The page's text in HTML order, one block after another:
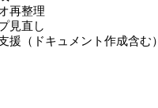
再整理
見直し
援（ドキュメント作成含む）